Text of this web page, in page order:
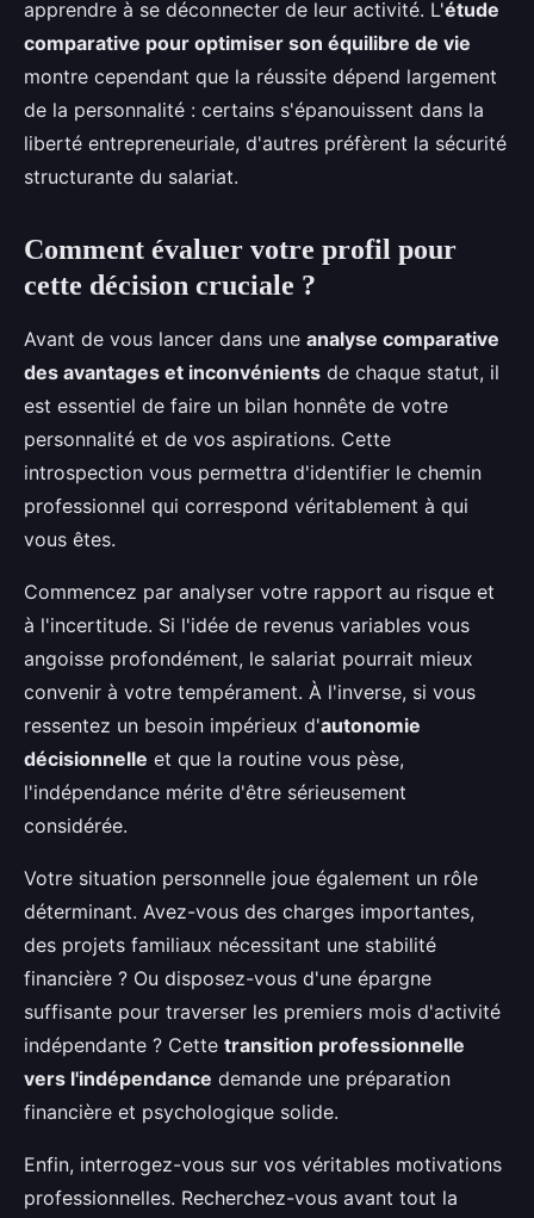
apprendre à se déconnecter de leur activité. L'étude
comparative pour optimiser son équilibre de vie
montre cependant que la réussite dépend largement
de la personnalité : certains s'épanouissent dans la
liberté entrepreneuriale, d'autres préfèrent la sécurité
structurante du salariat.
Comment évaluer votre profil pour
cette décision cruciale ?
Avant de vous lancer dans une analyse comparative
des avantages et inconvénients de chaque statut, il
est essentiel de faire un bilan honnête de votre
personnalité et de vos aspirations. Cette
introspection vous permettra d'identifier le chemin
professionnel qui correspond véritablement à qui
vous êtes.
Commencez par analyser votre rapport au risque et
à l'incertitude. Si l'idée de revenus variables vous
angoisse profondément, le salariat pourrait mieux
convenir à votre tempérament. À l'inverse, si vous
ressentez un besoin impérieux d'autonomie
décisionnelle et que la routine vous pèse,
l'indépendance mérite d'être sérieusement
considérée.
Votre situation personnelle joue également un rôle
déterminant. Avez-vous des charges importantes,
des projets familiaux nécessitant une stabilité
financière ? Ou disposez-vous d'une épargne
suffisante pour traverser les premiers mois d'activité
indépendante ? Cette transition professionnelle
vers l'indépendance demande une préparation
financière et psychologique solide.
Enfin, interrogez-vous sur vos véritables motivations
professionnelles. Recherchez-vous avant tout la